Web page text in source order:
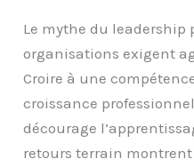
Le mythe du leadership
organisations exigent
Croire à une
croissance
décourage
retours terrain